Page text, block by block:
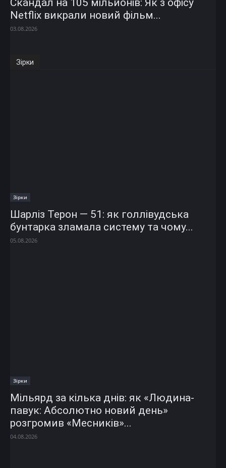
Netflix викрали новий фільм...
03.08.2026
Зірки
Зірки
Шарліз Терон — 51: як голлівудська
бунтарка зламала систему та чому...
05.08.2026
Зірки
Мільярд за кілька днів: як «Людина-
павук: Абсолютно новий день»
розгромив «Месників»...
04.08.2026